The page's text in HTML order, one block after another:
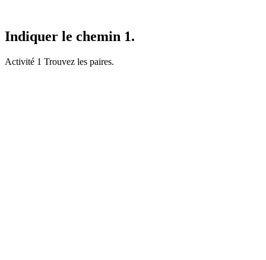
Indiquer le chemin 1.
Activité 1 Trouvez les paires.